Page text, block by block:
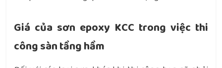
Giá của sơn epoxy KCC trong việc thi
công sàn tầng hầm